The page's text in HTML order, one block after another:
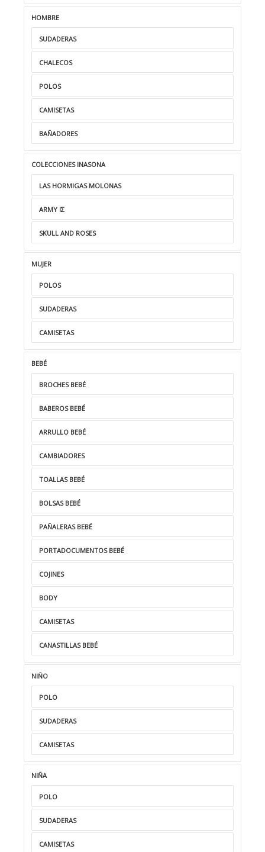
HOMBRE
SUDADERAS
CHALECOS
POLOS
CAMISETAS
BAÑADORES
COLECCIONES INASONA
LAS HORMIGAS MOLONAS
ARMY ΙΣ
SKULL AND ROSES
MUJER
POLOS
SUDADERAS
CAMISETAS
BEBÉ
BROCHES BEBÉ
BABEROS BEBÉ
ARRULLO BEBÉ
CAMBIADORES
TOALLAS BEBÉ
BOLSAS BEBÉ
PAÑALERAS BEBÉ
PORTADOCUMENTOS BEBÉ
COJINES
BODY
CAMISETAS
CANASTILLAS BEBÉ
NIÑO
POLO
SUDADERAS
CAMISETAS
NIÑA
POLO
SUDADERAS
CAMISETAS